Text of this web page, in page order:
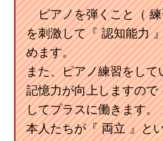
ピアノを弾くこと（ 練
を刺激して『 認知能力
めます。
また、ピアノ練習をし
記憶力が向上しますので
してプラスに働きます。
本人たちが『 両立 』と